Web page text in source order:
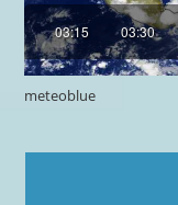
meteoblue